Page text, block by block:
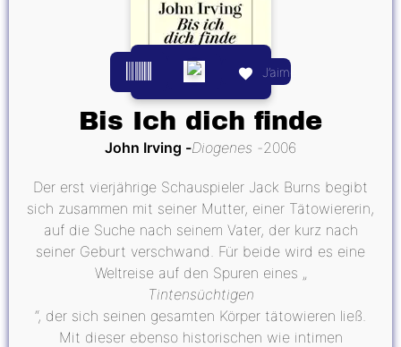
J’aime
Bis Ich dich finde
John Irving Diogenes 2006
Der erst vierjährige Schauspieler Jack Burns begibt
sich zusammen mit seiner Mutter, einer Tätowiererin,
auf die Suche nach seinem Vater, der kurz nach
seiner Geburt verschwand. Für beide wird es eine
Weltreise auf den Spuren eines „
Tintensüchtigen
“, der sich seinen gesamten Körper tätowieren ließ.
Mit dieser ebenso historischen wie intimen